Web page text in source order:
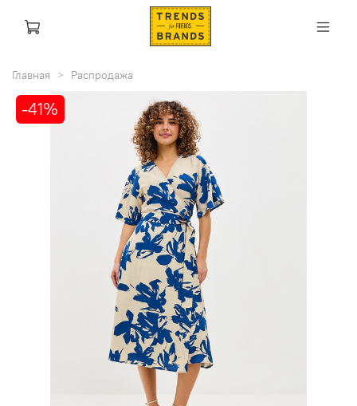
Главная Распродажа
-41%